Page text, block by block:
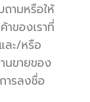
ถามหรือให้
าของเราที่
ละ/หรือ
นขายของ
ารลงชื่อ